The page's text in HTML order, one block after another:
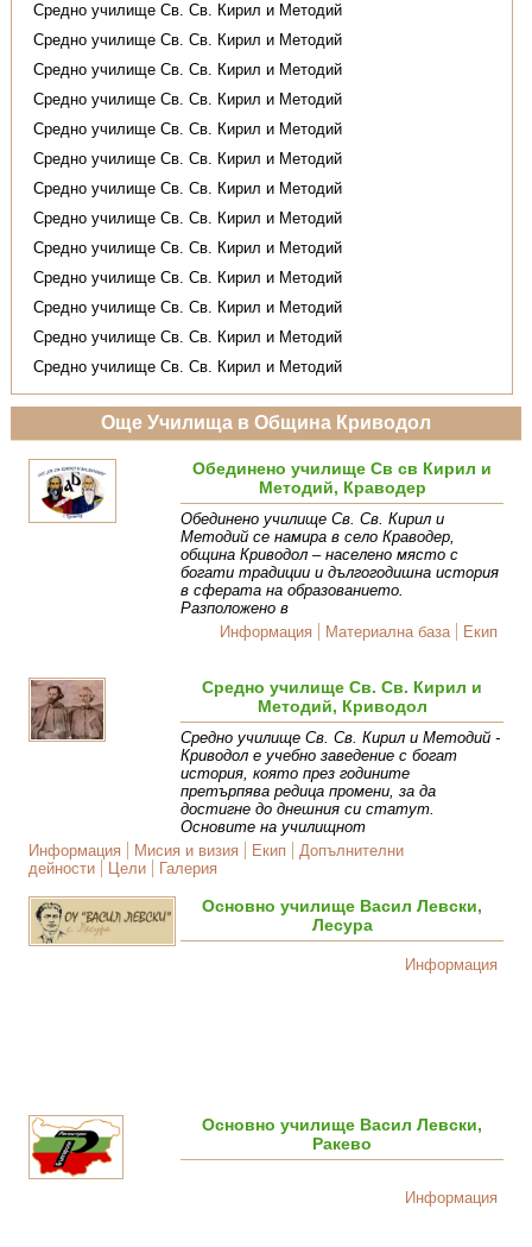
Средно училище Св. Св. Кирил и Методий
Средно училище Св. Св. Кирил и Методий
Средно училище Св. Св. Кирил и Методий
Средно училище Св. Св. Кирил и Методий
Средно училище Св. Св. Кирил и Методий
Средно училище Св. Св. Кирил и Методий
Средно училище Св. Св. Кирил и Методий
Средно училище Св. Св. Кирил и Методий
Средно училище Св. Св. Кирил и Методий
Средно училище Св. Св. Кирил и Методий
Средно училище Св. Св. Кирил и Методий
Средно училище Св. Св. Кирил и Методий
Средно училище Св. Св. Кирил и Методий
Още Училища в Община Криводол
Обединено училище Св св Кирил и
Методий, Краводер
Обединено училище Св. Св. Кирил и
Методий се намира в село Краводер,
община Криводол – населено място с
богати традиции и дългогодишна история
в сферата на образованието.
Разположено в
Информация
Материална база Екип
Средно училище Св. Св. Кирил и
Методий, Криводол
Средно училище Св. Св. Кирил и Методий -
Криводол е учебно заведение с богат
история, която през годините
претърпява редица промени, за да
достигне до днешния си статут.
Основите на училищнот
Информация
Мисия и визия Екип
Допълнителни
дейности
Цели Галерия
Основно училище Васил Левски,
Лесура
Информация
Основно училище Васил Левски,
Ракево
Информация